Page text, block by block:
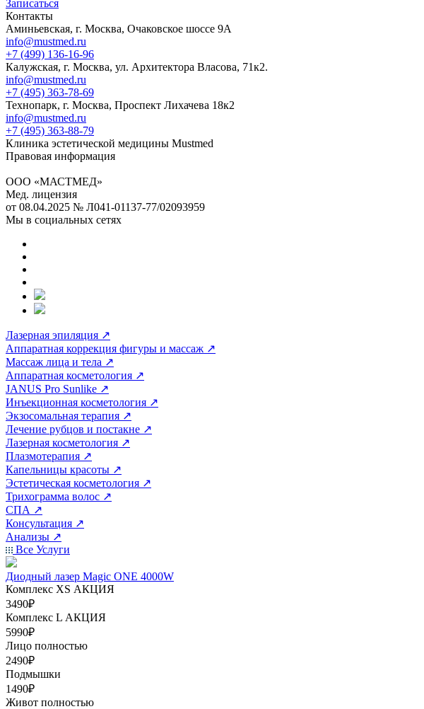
Записаться
Контакты
Аминьевская, г. Москва, Очаковское шоссе 9А
info@mustmed.ru
+7 (499) 136-16-96
Калужская, г. Москва, ул. Архитектора Власова, 71к2.
info@mustmed.ru
+7 (495) 363-78-69
Технопарк, г. Москва, Проспект Лихачева 18к2
info@mustmed.ru
+7 (495) 363-88-79
Клиника эстетической медицины Mustmed
Правовая информация
ООО «МАСТМЕД»
Мед. лицензия
от 08.04.2025 № Л041-01137-77/02093959
Мы в социальных сетях
Лазерная эпиляция ↗
Аппаратная коррекция фигуры и массаж ↗
Массаж лица и тела ↗
Аппаратная косметология ↗
JANUS Pro Sunlike ↗
Инъекционная косметология ↗
Экзосомальная терапия ↗
Лечение рубцов и постакне ↗
Лазерная косметология ↗
Плазмотерапия ↗
Капельницы красоты ↗
Эстетическая косметология ↗
Трихограмма волос ↗
СПА ↗
Консультация ↗
Анализы ↗
Все Услуги
Диодный лазер Magic ONE 4000W
Комплекс ХS АКЦИЯ
3490₽
Комплекс L АКЦИЯ
5990₽
Лицо полностью
2490₽
Подмышки
1490₽
Живот полностью